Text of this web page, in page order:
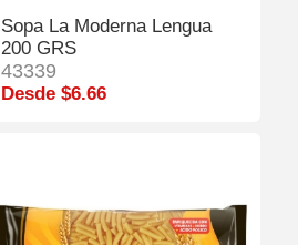
Sopa La Moderna Lengua
200 GRS
43339
Desde $6.66